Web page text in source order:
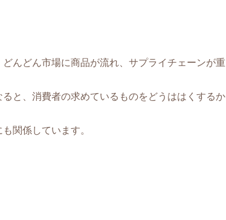
んどん市場に商品が流れ、サプライチェーンが重
と、消費者の求めているものをどうははくするか
関係しています。